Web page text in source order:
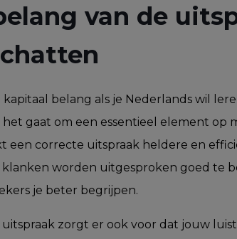
van de
kapitaal belang als je Nederlands wil
gaat om een essentieel element op
een correcte uitspraak heldere en
klanken worden uitgesproken goed te
je beter begrijpen.
zorgt er ook voor dat jouw